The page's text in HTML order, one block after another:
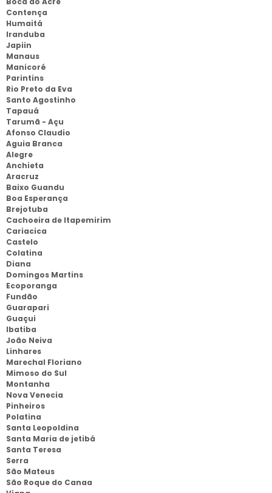
Contença
Humaitá
Iranduba
Japiin
Manaus
Manicoré
Parintins
Rio Preto da Eva
Santo Agostinho
Tapauá
Tarumã - Açu
Afonso Claudio
Aguia Branca
Alegre
Anchieta
Aracruz
Baixo Guandu
Boa Esperança
Brejotuba
Cachoeira de Itapemirim
Cariacica
Castelo
Colatina
Diana
Domingos Martins
Ecoporanga
Fundão
Guarapari
Guaçui
Ibatiba
João Neiva
Linhares
Marechal Floriano
Mimoso do Sul
Montanha
Nova Venecia
Pinheiros
Polatina
Santa Leopoldina
Santa Maria de jetibá
Santa Teresa
Serra
São Mateus
São Roque do Canaa